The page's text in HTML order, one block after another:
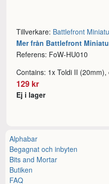
Tillverkare: Battlefront
Mer från Battlefront
Referens: FoW-HU010
Contains: 1x Toldi II
129 kr
Ej i lager
Alphabar
Begagnat och inbyten
Bits and Mortar
Butiken
FAQ